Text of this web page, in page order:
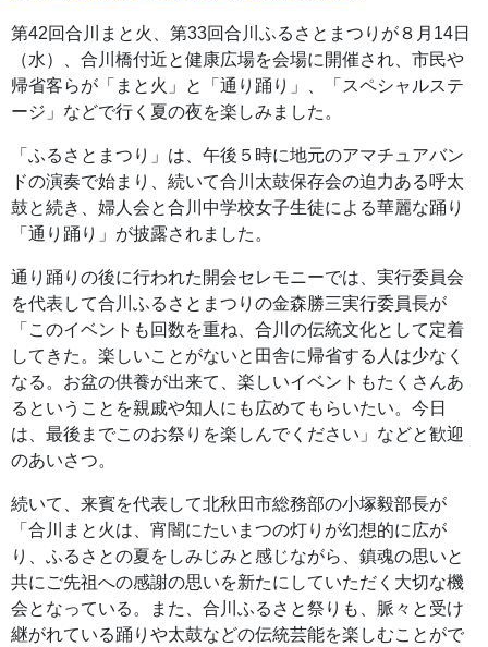
第42回合川まと火、第33回合川ふるさとまつりが８月14日
（水）、合川橋付近と健康広場を会場に開催され、市民や
帰省客らが「まと火」と「通り踊り」、「スペシャルステ
ージ」などで行く夏の夜を楽しみました。
「ふるさとまつり」は、午後５時に地元のアマチュアバン
ドの演奏で始まり、続いて合川太鼓保存会の迫力ある呼太
鼓と続き、婦人会と合川中学校女子生徒による華麗な踊り
「通り踊り」が披露されました。
通り踊りの後に行われた開会セレモニーでは、実行委員会
を代表して合川ふるさとまつりの金森勝三実行委員長が
「このイベントも回数を重ね、合川の伝統文化として定着
してきた。楽しいことがないと田舎に帰省する人は少なく
なる。お盆の供養が出来て、楽しいイベントもたくさんあ
るということを親戚や知人にも広めてもらいたい。今日
は、最後までこのお祭りを楽しんでください」などと歓迎
のあいさつ。
続いて、来賓を代表して北秋田市総務部の小塚毅部長が
「合川まと火は、宵闇にたいまつの灯りが幻想的に広が
り、ふるさとの夏をしみじみと感じながら、鎮魂の思いと
共にご先祖への感謝の思いを新たにしていただく大切な機
会となっている。また、合川ふるさと祭りも、脈々と受け
継がれている踊りや太鼓などの伝統芸能を楽しむことがで